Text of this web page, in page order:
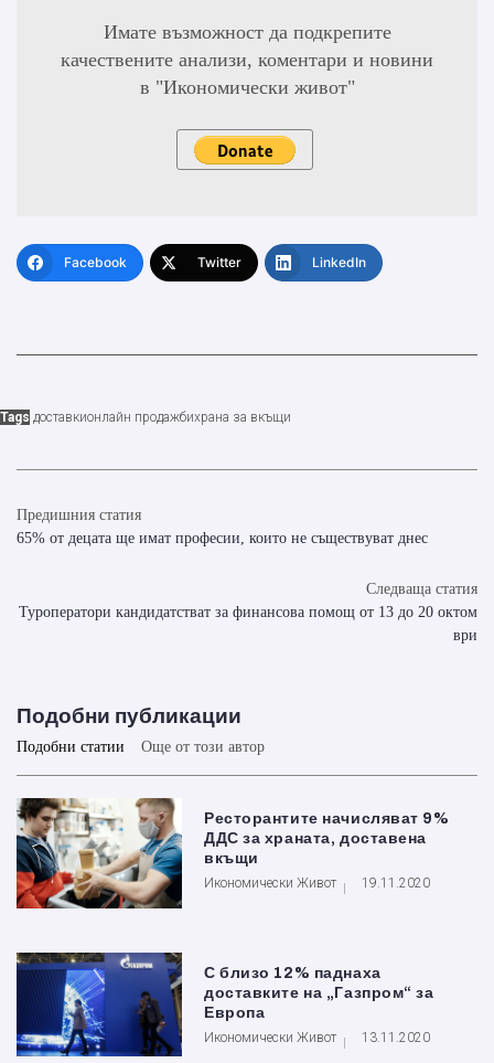
Имате възможност да подкрепите
качествените анализи, коментари и новини
в "Икономически живот"
Facebook Twitter LinkedIn
Tags доставкионлайн продажбихрана за вкъщи
Предишния статия
65% от децата ще имат професии, които не съществуват днес
Следваща статия
Туроператори кандидатстват за финансова помощ от 13 до 20 октом
ври
Подобни публикации
Подобни статии Още от този автор
Ресторантите начисляват 9%
ДДС за храната, доставена
вкъщи
Икономически Живот 19.11.2020
С близо 12% паднаха
доставките на „Газпром“ за
Европа
Икономически Живот 13.11.2020